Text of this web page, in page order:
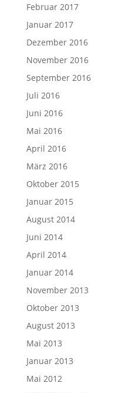
Februar 2017
Januar 2017
Dezember 2016
November 2016
September 2016
Juli 2016
Juni 2016
Mai 2016
April 2016
März 2016
Oktober 2015
Januar 2015
August 2014
Juni 2014
April 2014
Januar 2014
November 2013
Oktober 2013
August 2013
Mai 2013
Januar 2013
Mai 2012